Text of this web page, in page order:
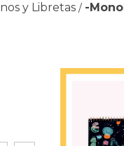
y Libretas / -